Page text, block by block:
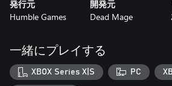
新旧のアルカナの力を操れ。大地の混沌と
ができる。試練の過程で、自分のアルカナ
ル）を予想もつかない形で変化させる力を
を繰り返して、お気に入りの組み合わせ
して、次の挑戦で新たなお気に入りを見
発行元
Humble Games
開発元
Dead Mage
一緒にプレイする
XBOX Series X|S PC